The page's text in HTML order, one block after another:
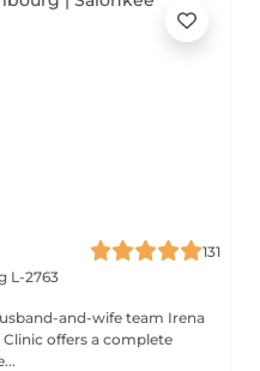
131
L-2763
offers a complete